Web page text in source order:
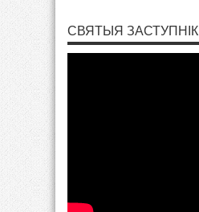
СВЯТЫЯ ЗАСТУПНІКІ